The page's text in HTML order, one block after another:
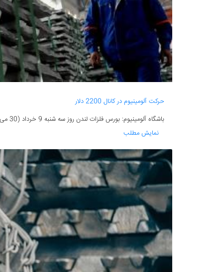
حرکت آلومینیوم در کانال 2200 دلار
باشگاه آلومینیوم: بورس فلزات لندن روز سه شنبه 9 خرداد (30 می) در حالی کار خود را آغاز کرد که فروش نقدی آلومینیوم در این بورس 2229 دلار و 50 سنت به ازای...
نمایش مطلب